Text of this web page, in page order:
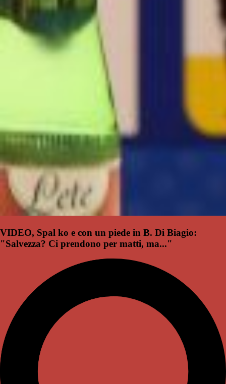
VIDEO, Spal ko e con un piede in B. Di Biagio:
"Salvezza? Ci prendono per matti, ma..."